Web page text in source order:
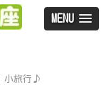
MENU
小旅行♪